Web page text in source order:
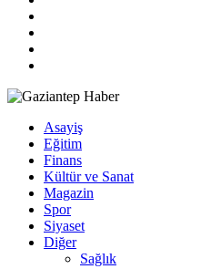
Asayiş
Eğitim
Finans
Kültür ve Sanat
Magazin
Spor
Siyaset
Diğer
Sağlık